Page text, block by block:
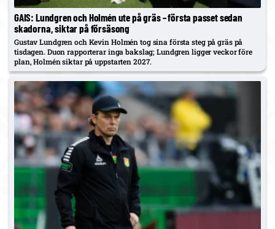
GAIS: Lundgren och Holmén ute på gräs – första passet sedan
skadorna, siktar på försäsong
Gustav Lundgren och Kevin Holmén tog sina första steg på gräs på
tisdagen. Duon rapporterar inga bakslag; Lundgren ligger veckor före
plan, Holmén siktar på uppstarten 2027.